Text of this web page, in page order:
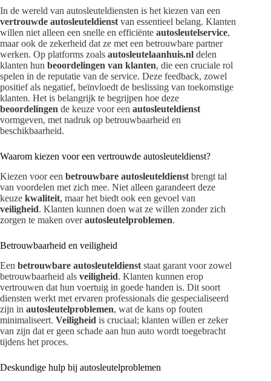
In de wereld van autosleuteldiensten is het kiezen van een
vertrouwde autosleuteldienst van essentieel belang. Klanten
willen niet alleen een snelle en efficiënte autosleutelservice,
maar ook de zekerheid dat ze met een betrouwbare partner
werken. Op platforms zoals autosleutelaanhuis.nl delen
klanten hun beoordelingen van klanten, die een cruciale rol
spelen in de reputatie van de service. Deze feedback, zowel
positief als negatief, beïnvloedt de beslissing van toekomstige
klanten. Het is belangrijk te begrijpen hoe deze
beoordelingen de keuze voor een autosleuteldienst
vormgeven, met nadruk op betrouwbaarheid en
beschikbaarheid.
Waarom kiezen voor een vertrouwde autosleuteldienst?
Kiezen voor een betrouwbare autosleuteldienst brengt tal
van voordelen met zich mee. Niet alleen garandeert deze
keuze kwaliteit, maar het biedt ook een gevoel van
veiligheid. Klanten kunnen doen wat ze willen zonder zich
zorgen te maken overautosleutelproblemen.
Betrouwbaarheid en veiligheid
Een betrouwbare autosleuteldienst staat garant voor zowel
betrouwbaarheid als veiligheid. Klanten kunnen erop
vertrouwen dat hun voertuig in goede handen is. Dit soort
diensten werkt met ervaren professionals die gespecialiseerd
zijn in autosleutelproblemen, wat de kans op fouten
minimaliseert. Veiligheid is cruciaal; klanten willen er zeker
van zijn dat er geen schade aan hun auto wordt toegebracht
tijdens het proces.
Deskundige hulp bij autosleutelproblemen